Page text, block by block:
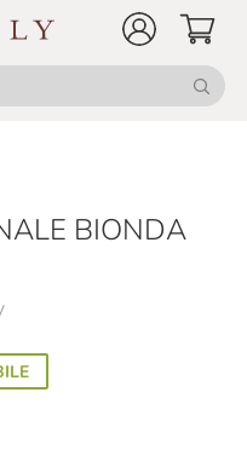
BIONDA